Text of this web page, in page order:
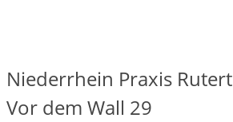
Niederrhein Praxis Rutert
Vor dem Wall 29